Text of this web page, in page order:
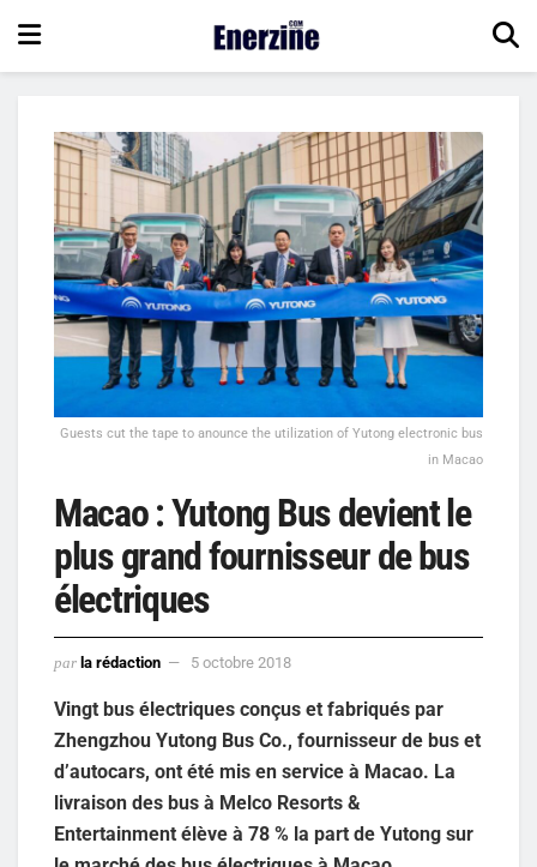
Guests cut the tape to anounce the utilization of Yutong electronic bus
in Macao
Macao : Yutong Bus devient le
plus grand fournisseur de bus
électriques
par la rédaction 5 octobre 2018
Vingt bus électriques conçus et fabriqués par
Zhengzhou Yutong Bus Co., fournisseur de bus et
d’autocars, ont été mis en service à Macao. La
livraison des bus à Melco Resorts &
Entertainment élève à 78 % la part de Yutong sur